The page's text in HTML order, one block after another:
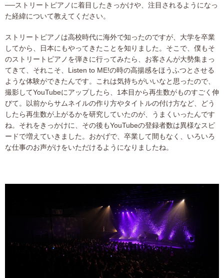
──ストリートピアノに着目したきっかけや、注目されるようになっ
た経緯について教えてください。
ストリートピアノは高校時代に海外で知ったのですが、大学を卒業
してから、日本にもやってきたことを知りました。そこで、僕もそ
のストリートピアノを弾きに行ってみたら、お客さんが大勢集まっ
てきて、それこそ、Listen to ME!の時の高揚感をほうふつとさせる
ような体験ができたんです。これは気持ちがいいなと思ったので、
撮影してYouTubeにアップしたら、1本目から再生数がものすごく伸
びて。以前からサムネイルの作り方やタイトルの付け方など、どう
したら再生数が上がるかを研究していたのが、うまくいったんです
ね。それをきっかけに、その後もYouTubeの登録者数は異様なスピ
ードで増えていきました。おかげで、卒業して間もなく、いろいろ
な仕事のお声がけをいただけるようになりましたね。